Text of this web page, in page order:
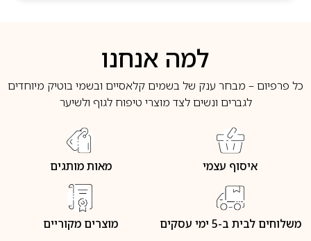
למה אנחנו
כל פרפיום – מבחר ענק של בשמים קלאסיים ובשמי בוטיק מיוחדים
לגברים ונשים לצד מוצרי טיפוח לגוף ולשיער
איסוף עצמי מאות מותגים
משלוחים לבית ב-5 ימי עסקים מוצרים מקוריים